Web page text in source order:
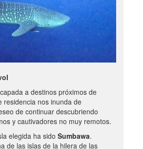
a destinos próximos de
residencia nos inunda de
de continuar descubriendo
y cautivadores no muy remotos.
elegida ha sido Sumbawa.
de las islas de la hilera de las